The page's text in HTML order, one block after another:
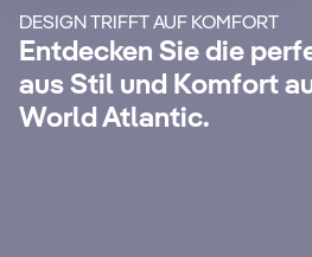
DESIGN TRIFFT AUF KOMFORT
Entdecken Sie die
aus Stil und Komfort
World Atlantic.
unvergessliche Kreuzfahrt
24-Stunden-Butler-
Concierge, All-Inclusive
Premium Extra, Internet
weiteren Vorteilen.